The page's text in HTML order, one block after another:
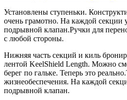
Установлены ступеньки.
очень грамотно. На каждой секции
подрывной клапан.Ручки для
с любой стороны.
Нижняя часть секций и киль
лентой KeelShield Length. Можно
берег по гальке. Теперь это
жизнеобеспечения. На каждой
подрывной клапан.